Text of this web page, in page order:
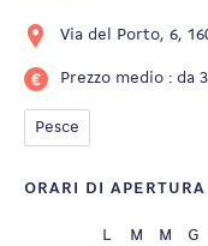
Via del Porto, 6,
Prezzo medio : da
Pesce
ORARI DI APERTURA
L M M G